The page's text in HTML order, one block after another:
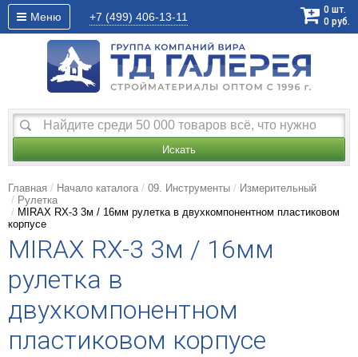
Меню +7 (499) 406-13-11
0 шт.
0 руб.
Искать
Главная Начало каталога 09. Инструменты
Измерительный
Рулетка
MIRAX RX-3 3м / 16мм рулетка в двухкомпонентном пластиковом
корпусе
MIRAX RX-3 3м / 16мм
рулетка в
двухкомпонентном
пластиковом корпусе